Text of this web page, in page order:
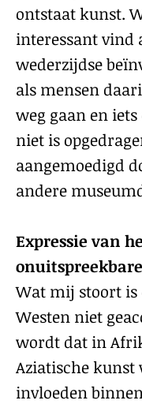
ontstaat kunst.
interessant vind
wederzijdse
als mensen
weg gaan en
niet is
aangemoedigd
andere
Expressie van
onuitspreekbare
Wat mij stoort
Westen niet
wordt dat in
Aziatische kunst
invloeden